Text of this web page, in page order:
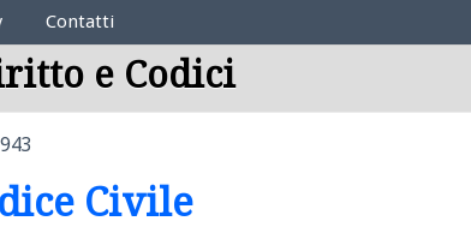
Contatti
e Codici
Civile